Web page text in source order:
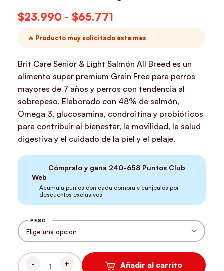
$23.990 - $65.771
hasta $65.771
🔥 Producto muy solicitado este mes
Brit Care Senior & Light Salmón All Breed es un
alimento super premium Grain Free para perros
mayores de 7 años y perros con tendencia al
sobrepeso. Elaborado con 48% de salmón,
Omega 3, glucosamina, condroitina y probióticos
para contribuir al bienestar, la movilidad, la salud
digestiva y el cuidado de la piel y el pelaje.
Cómpralo y gana 240-658 Puntos Club
Web
Acumula puntos con cada compra y canjéalos por
descuentos exclusivos.
PESO
Añadir al carrito